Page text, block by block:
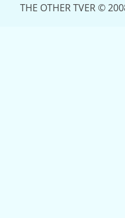
THE OTHER TVER ©